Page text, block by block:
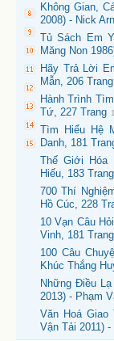
Không Gian,
2008) - Nick
Tủ Sách Em
Măng Non
Hãy Trả Lời
Mẫn, 206 Trang
Hành Trình
Tứ, 227 Trang
Tìm Hiểu Hệ
Danh, 181
Thế Giới Hóa
Hiếu, 183 Trang
700 Thí
Hồ Cúc, 228
10 Vạn Câu
Vinh, 181 Trang
100 Câu
Khúc Thắng
Những Điều
2013) - Phạm
Văn Hoá Giao
Vận Tải 2011)